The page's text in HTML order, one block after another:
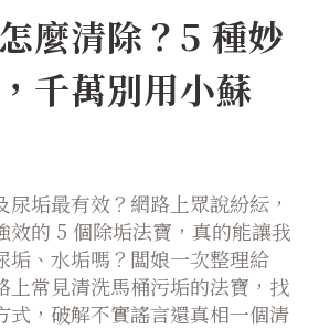
麼清除？5 種妙
千萬別用小蘇
尿垢最有效？網路上眾說紛紜，
效的 5 個除垢法寶，真的能讓我
垢、水垢嗎？闆娘一次整理給
上常見清洗馬桶污垢的法寶，找
式，破解不實謠言還真相一個清